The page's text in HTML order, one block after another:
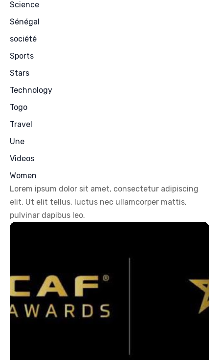
Science
Sénégal
société
Sports
Stars
Technology
Togo
Travel
Une
Videos
Women
Lorem ipsum dolor sit amet, consectetur adipiscing
elit. Ut elit tellus, luctus nec ullamcorper mattis,
pulvinar dapibus leo.